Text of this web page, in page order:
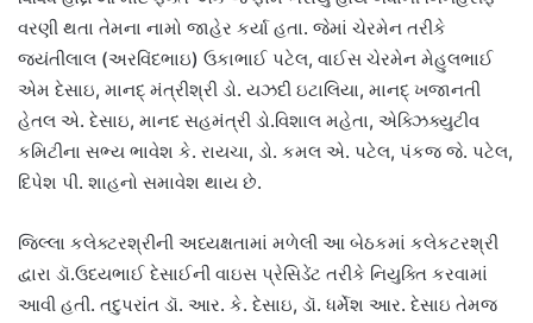
વરણી થતા તેમના નામો જાહેર કર્યા હતા. જેમાં ચેરમેન તરીકે
જયંતીલાલ (અરવિંદભાઇ) ઉકાભાઈ પટેલ, વાઈસ ચેરમેન મેહુલભાઈ
એમ દેસાઇ, માનદ્ મંત્રીશ્રી ડો. યઝદી ઇટાલિયા, માનદ્ ખજાનતી
હેતલ એ. દેસાઇ, માનદ સહમંત્રી ડો.વિશાલ મહેતા, એક્ઝિક્યુટીવ
કમિટીના સભ્ય ભાવેશ કે. રાયચા, ડો. કમલ એ. પટેલ, પંકજ જે. પટેલ,
દિપેશ પી. શાહનો સમાવેશ થાય છે.
જિલ્લા કલેક્ટરશ્રીની અધ્યક્ષતામાં મળેલી આ બેઠકમાં કલેકટરશ્રી
દ્વારા ડૉ.ઉદયભાઈ દેસાઈની વાઇસ પ્રેસિડેંટ તરીકે નિયુક્તિ કરવામાં
આવી હતી. તદુપરાંત ડૉ. આર. કે. દેસાઇ, ડૉ. ધર્મેશ આર. દેસાઇ તેમજ